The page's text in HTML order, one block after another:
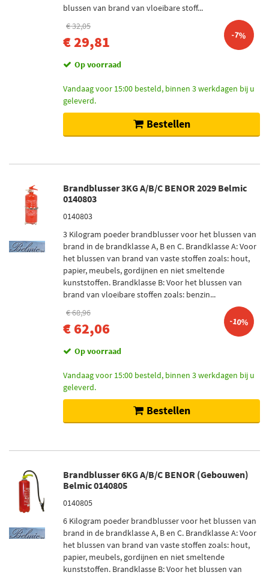
blussen van brand van vloeibare stoff...
€ 32,05
€ 29,81 -7%
Op voorraad
Vandaag voor 15:00 besteld, binnen 3 werkdagen bij u
geleverd.
Bestellen
Brandblusser 3KG A/B/C BENOR 2029 Belmic
0140803
0140803
3 Kilogram poeder brandblusser voor het blussen van
brand in de brandklasse A, B en C. Brandklasse A: Voor
het blussen van brand van vaste stoffen zoals: hout,
papier, meubels, gordijnen en niet smeltende
kunststoffen. Brandklasse B: Voor het blussen van
brand van vloeibare stoffen zoals: benzin...
€ 68,96
€ 62,06 -10%
Op voorraad
Vandaag voor 15:00 besteld, binnen 3 werkdagen bij u
geleverd.
Bestellen
Brandblusser 6KG A/B/C BENOR (Gebouwen)
Belmic 0140805
0140805
6 Kilogram poeder brandblusser voor het blussen van
brand in de brandklasse A, B en C. Brandklasse A: Voor
het blussen van brand van vaste stoffen zoals: hout,
papier, meubels, gordijnen en niet smeltende
kunststoffen. Brandklasse B: Voor het blussen van